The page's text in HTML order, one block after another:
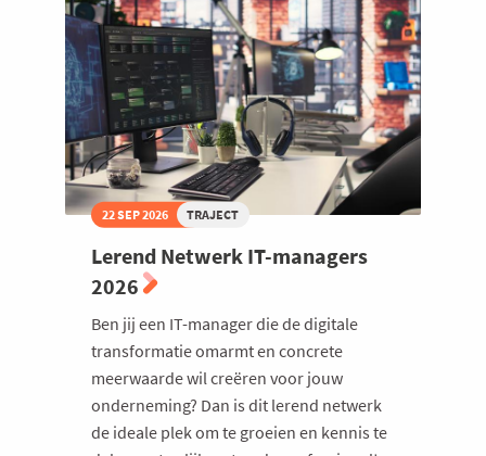
22 SEP 2026 TRAJECT
Lerend Netwerk IT-managers
2026
Ben jij een IT-manager die de digitale
transformatie omarmt en concrete
meerwaarde wil creëren voor jouw
onderneming? Dan is dit lerend netwerk
de ideale plek om te groeien en kennis te